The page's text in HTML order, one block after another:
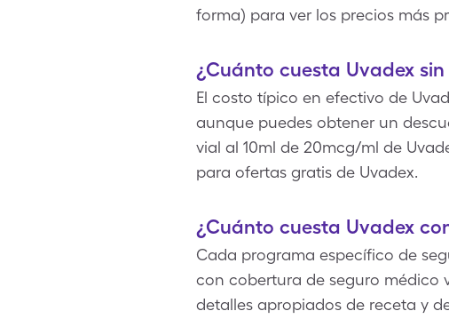
forma) para ver los precios más
¿Cuánto cuesta Uvadex
El costo típico en efectivo de
aunque puedes obtener un
vial al 10ml de 20mcg/ml de
para ofertas gratis de Uvadex.
¿Cuánto cuesta Uvadex
Cada programa específico de
con cobertura de seguro médico
detalles apropiados de receta y